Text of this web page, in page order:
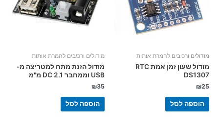
מודולים ורכיבים להמרת אותות
מודול שעון זמן אמת RTC
DS1307
₪25
הוספה לסל
מודולים ורכיבים להמרת אותות
מודול הזנת מתח למטריצה מ-
USB וממחבר DC 2.1 מ"מ
₪35
הוספה לסל